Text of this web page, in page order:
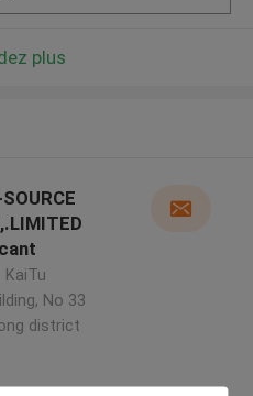
plus
KaiTu
No 33
district